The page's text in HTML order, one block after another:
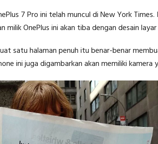
7 Pro ini telah muncul di New York
OnePlus ini akan tiba dengan desain
satu halaman penuh itu benar-benar
ini juga digambarkan akan memiliki kamera